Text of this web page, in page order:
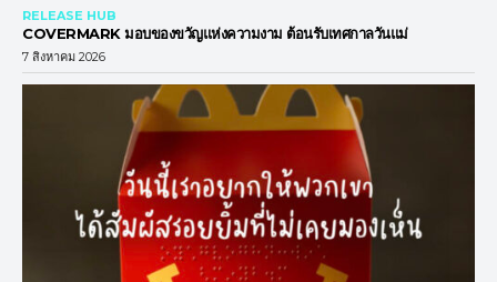
RELEASE HUB
COVERMARK มอบของขวัญแห่งความงาม ต้อนรับเทศกาลวันแม่
7 สิงหาคม 2026